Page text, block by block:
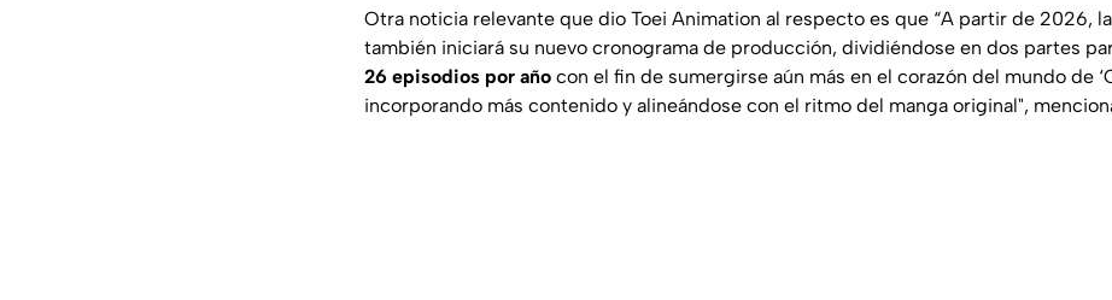
Otra noticia relevante que dio Toei Animation al respecto es que “A partir de 2026,
también iniciará su nuevo cronograma de producción, dividiéndose en dos partes
26 episodios por año con el fin de sumergirse aún más en el corazón del mundo de
incorporando más contenido y alineándose con el ritmo del manga original",